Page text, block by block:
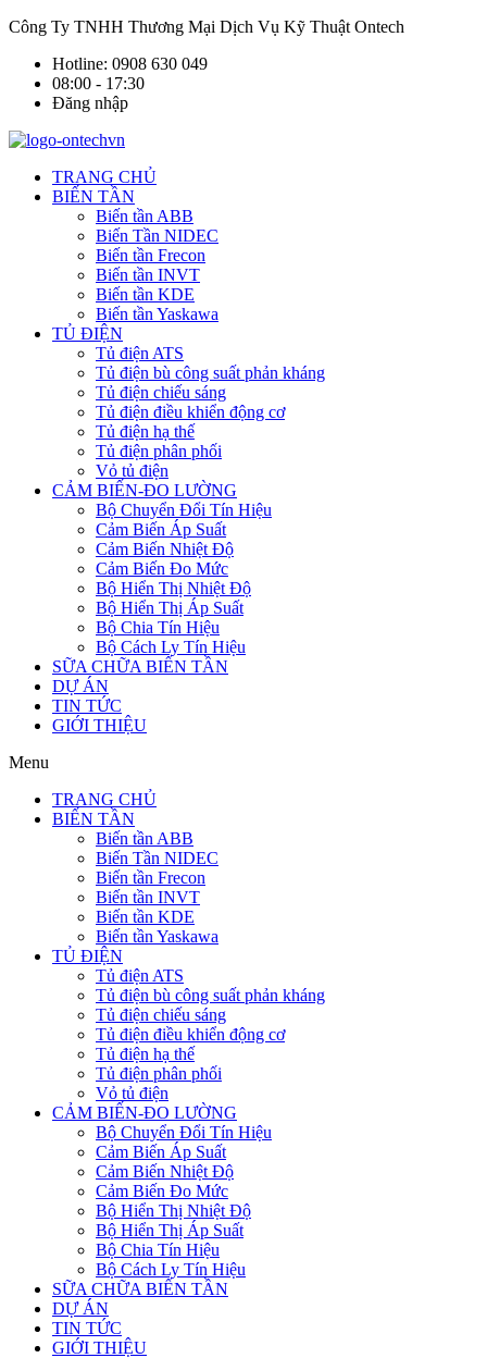
Công Ty TNHH Thương Mại Dịch Vụ Kỹ Thuật Ontech
Hotline: 0908 630 049
08:00 - 17:30
Đăng nhập
TRANG CHỦ
BIẾN TẦN
Biến tần ABB
Biến Tần NIDEC
Biến tần Frecon
Biến tần INVT
Biến tần KDE
Biến tần Yaskawa
TỦ ĐIỆN
Tủ điện ATS
Tủ điện bù công suất phản kháng
Tủ điện chiếu sáng
Tủ điện điều khiển động cơ
Tủ điện hạ thế
Tủ điện phân phối
Vỏ tủ điện
CẢM BIẾN-ĐO LƯỜNG
Bộ Chuyển Đổi Tín Hiệu
Cảm Biến Áp Suất
Cảm Biến Nhiệt Độ
Cảm Biến Đo Mức
Bộ Hiển Thị Nhiệt Độ
Bộ Hiển Thị Áp Suất
Bộ Chia Tín Hiệu
Bộ Cách Ly Tín Hiệu
SỮA CHỮA BIẾN TẦN
DỰ ÁN
TIN TỨC
GIỚI THIỆU
Menu
TRANG CHỦ
BIẾN TẦN
Biến tần ABB
Biến Tần NIDEC
Biến tần Frecon
Biến tần INVT
Biến tần KDE
Biến tần Yaskawa
TỦ ĐIỆN
Tủ điện ATS
Tủ điện bù công suất phản kháng
Tủ điện chiếu sáng
Tủ điện điều khiển động cơ
Tủ điện hạ thế
Tủ điện phân phối
Vỏ tủ điện
CẢM BIẾN-ĐO LƯỜNG
Bộ Chuyển Đổi Tín Hiệu
Cảm Biến Áp Suất
Cảm Biến Nhiệt Độ
Cảm Biến Đo Mức
Bộ Hiển Thị Nhiệt Độ
Bộ Hiển Thị Áp Suất
Bộ Chia Tín Hiệu
Bộ Cách Ly Tín Hiệu
SỮA CHỮA BIẾN TẦN
DỰ ÁN
TIN TỨC
GIỚI THIỆU